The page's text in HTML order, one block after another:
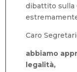
dibattito sulla
Caro
abbiamo
legalità,